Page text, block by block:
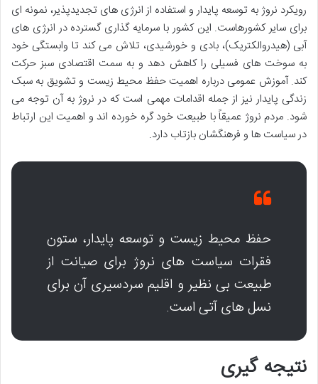
رویکرد نروژ به توسعه پایدار و استفاده از انرژی های تجدیدپذیر، نمونه ای
برای سایر کشورهاست. این کشور با سرمایه گذاری گسترده در انرژی های
آبی (هیدروالکتریک)، بادی و خورشیدی، تلاش می کند تا وابستگی خود
به سوخت های فسیلی را کاهش دهد و به سمت اقتصادی سبز حرکت
کند. آموزش عمومی درباره اهمیت حفظ محیط زیست و تشویق به سبک
زندگی پایدار نیز از جمله اقدامات مهمی است که در نروژ به آن توجه می
شود. مردم نروژ عمیقاً با طبیعت خود گره خورده اند و اهمیت این ارتباط
در سیاست ها و فرهنگشان بازتاب دارد.
حفظ محیط زیست و توسعه پایدار، ستون
فقرات سیاست های نروژ برای صیانت از
طبیعت بی نظیر و اقلیم سردسیری آن برای
نسل های آتی است.
نتیجه گیری